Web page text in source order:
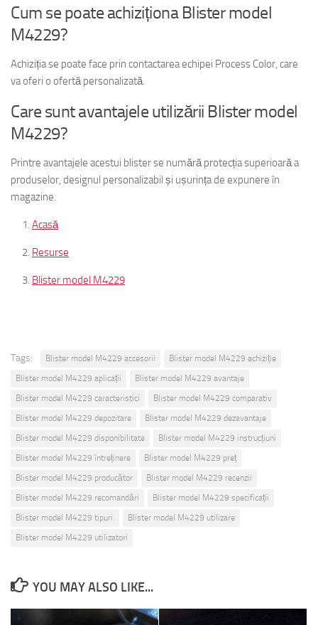
Cum se poate achiziționa Blister model
M4229?
Achiziția se poate face prin contactarea echipei Process Color, care
va oferi o ofertă personalizată.
Care sunt avantajele utilizării Blister model
M4229?
Printre avantajele acestui blister se numără protecția superioară a
produselor, designul personalizabil și ușurința de expunere în
magazine.
Acasă
Resurse
Blister model M4229
Tags: Blister model M4229 accesorii
Blister model M4229 achiziție
Blister model M4229 aplicații
Blister model M4229 avantaje
Blister model M4229 caracteristici
Blister model M4229 comparativ
Blister model M4229 depozitare
Blister model M4229 dezavantaje
Blister model M4229 disponibilitate
Blister model M4229 instrucțiuni
Blister model M4229 întreținere
Blister model M4229 preț
Blister model M4229 producător
Blister model M4229 recenzii
Blister model M4229 recomandări
Blister model M4229 specificații
Blister model M4229 tipuri.
Blister model M4229 utilizare
Blister model M4229 utilizatori
YOU MAY ALSO LIKE...